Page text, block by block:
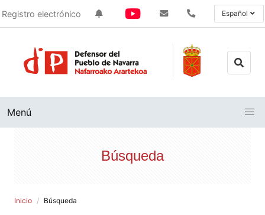
Registro electrónico Español
Menú
Búsqueda
Inicio Búsqueda